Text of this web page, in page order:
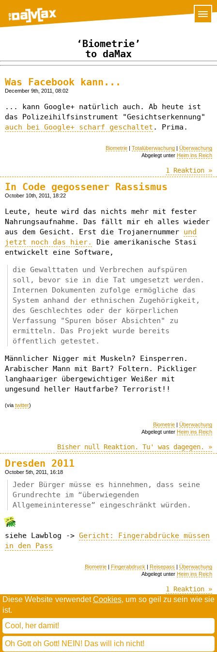
Diese Website verwendetCookies, um so geil zu sein wie sie
ist.
Cool, her damit!
Oh Gott oh Gott! NEIN! Das will ich nicht!
‘Biometrie’
to daMax
Was Facebook kann...
December 9th, 2011, 08:02
... kann Google+ natürlich auch. Ab heute ist
das Polizeihilfsinstrument "Gesichtserkennung"
auch bei Google+ scharf geschaltet . Prima.
Biometrie | Totalüberwachung | Überwachung
Abgelegt unter Heim ins Reich
1 Reaktion »
In Code gegossener Rassismus
October 10th, 2011, 18:22
Leute, heute wird das nichts mehr mit fester
Nahrungsaufnahme. Das fällt mir eh alles wieder
aus dem Gesicht. Erst die Trojanernummer und
jetzt noch das hier.
Die amerikanische Stasi
entwickelt eine Software,
die Gewalttaten und Verbrechen aufspüren
soll, bevor sie in die Tat umgesetzt werden.
Internen Dokumenten zufolge ermögliche das
System anhand der ethnischen Zugehörigkeit,
des Geschlechtes oder der körperlichen
Verfassung "Spuren böser Absichten" zu
ermitteln. Das Projekt wurde bereits
öffentlich getestet.
Männlicher Nigger mit Muskeln? Einsperren.
Arabischer Mann mit Bart? Foltern. Pickliger
langhaariger übergewichtiger Weißer mit
ungesund heller Hautfarbe? Terrorist!!
(via twitter)
Biometrie | Überwachung
Abgelegt unter Heim ins Reich
Bisher null Reaktion. Tu' was dagegen. »
Dresden 2011
October 5th, 2011, 16:18
Jeder Bürger müsse es hinnehmen, dass seine
Grundrechte im “überwiegenden
Allgemeininteresse” eingeschränkt würden.
siehe Lawblog -> Gericht: Fingerabdrücke müssen
in den Pass
Biometrie | Fingerabdruck | Reisepass | Überwachung
Abgelegt unter Heim ins Reich
1 Reaktion »
todamax rennt aufwordpress
(mit minimalen anpassungen in oberlängen und kerning)
* daMaxentgendert nach Hermes Phettberg